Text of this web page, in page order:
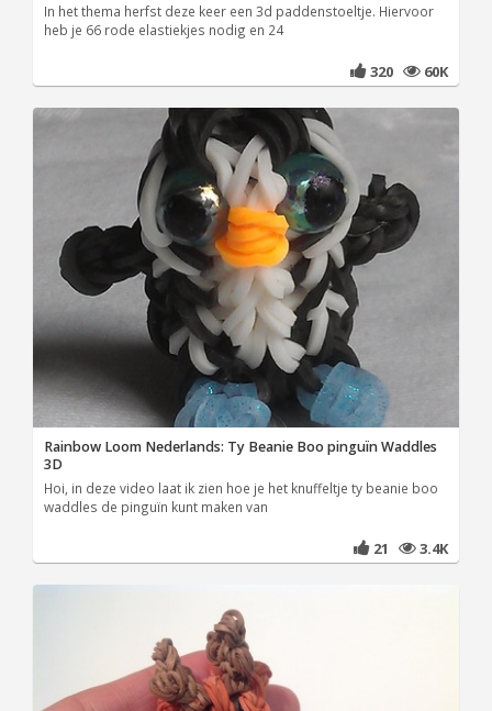
In het thema herfst deze keer een 3d paddenstoeltje. Hiervoor
heb je 66 rode elastiekjes nodig en 24
320 60K
Rainbow Loom Nederlands: Ty Beanie Boo pinguïn Waddles
3D
Hoi, in deze video laat ik zien hoe je het knuffeltje ty beanie boo
waddles de pinguïn kunt maken van
21 3.4K